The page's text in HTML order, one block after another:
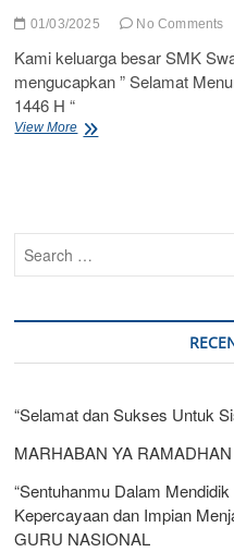
01/03/2025 No Comments
Kami keluarga besar SMK
mengucapkan ” Selamat
1446 H “
View MoreMARHABAN
“Selamat dan Sukses Untuk
MARHABAN YA RAMADHAN
“Sentuhanmu Dalam
Kepercayaan dan Impian
GURU NASIONAL